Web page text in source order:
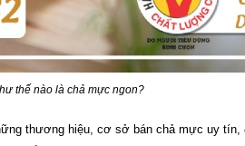
thế nào là chả mực ngon?
thương hiệu, cơ sở bán chả mực uy